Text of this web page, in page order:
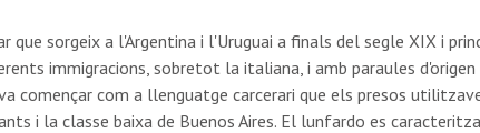
que sorgeix a l'Argentina i l'Uruguai a finals del segle XIX i
immigracions, sobretot la italiana, i amb paraules
començar com a llenguatge carcerari que els presos
i la classe baixa de Buenos Aires. El lunfardo es